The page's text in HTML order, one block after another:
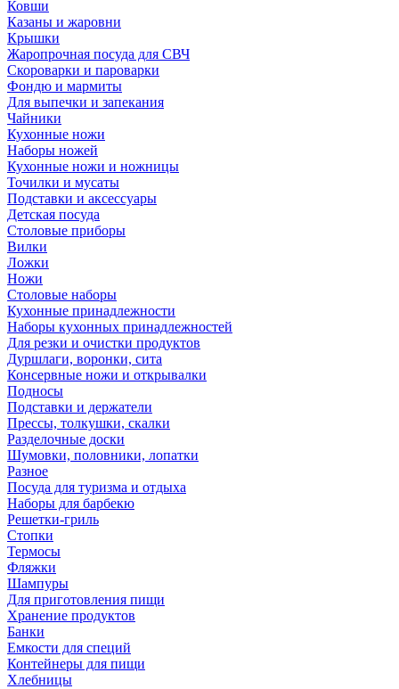
Ковши
Казаны и жаровни
Крышки
Жаропрочная посуда для СВЧ
Скороварки и пароварки
Фондю и мармиты
Для выпечки и запекания
Чайники
Кухонные ножи
Наборы ножей
Кухонные ножи и ножницы
Точилки и мусаты
Подставки и аксессуары
Детская посуда
Столовые приборы
Вилки
Ложки
Ножи
Столовые наборы
Кухонные принадлежности
Наборы кухонных принадлежностей
Для резки и очистки продуктов
Дуршлаги, воронки, сита
Консервные ножи и открывалки
Подносы
Подставки и держатели
Прессы, толкушки, скалки
Разделочные доски
Шумовки, половники, лопатки
Разное
Посуда для туризма и отдыха
Наборы для барбекю
Решетки-гриль
Стопки
Термосы
Фляжки
Шампуры
Для приготовления пищи
Хранение продуктов
Банки
Емкости для специй
Контейнеры для пищи
Хлебницы